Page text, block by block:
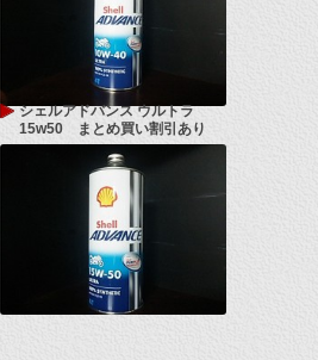
シェルアドバンス ウルトラ
15w50 まとめ買い割引あり